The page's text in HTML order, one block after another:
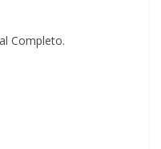
Completo.